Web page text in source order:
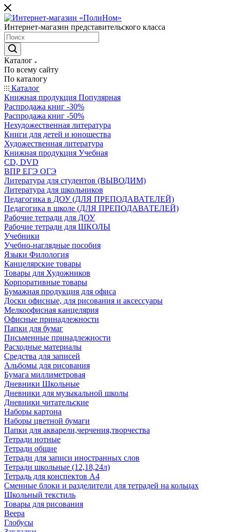
Интернет-магазин представительского класса
Каталог
По всему сайту
По каталогу
Каталог
Книжная продукция Популярная
Распродажа книг -30%
Распродажа книг -50%
Нехудожественная литература
Книги для детей и юношества
Художественная литература
Книжная продукция Учебная
CD, DVD
ВПР ЕГЭ ОГЭ
Литература для студентов (ВЫВОДИМ)
Литература для школьников
Педагогика в ДОУ (ДЛЯ ПРЕПОДАВАТЕЛЕЙ)
Педагогика в школе (ДЛЯ ПРЕПОДАВАТЕЛЕЙ)
Рабочие тетради для ДОУ
Рабочие тетради для ШКОЛЫ
Учебники
Учебно-наглядные пособия
Языки Филология
Канцелярские товары
Товары для Художников
Корпоративные товары
Бумажная продукция для офиса
Доски офисные, для рисования и аксессуары
Мелкоофисная канцелярия
Офисные принадлежности
Папки для бумаг
Письменные принадлежности
Расходные материалы
Средства для записей
Альбомы для рисования
Бумага миллиметровая
Дневники Школьные
Дневники для музыкальной школы
Дневники читательские
Наборы картона
Наборы цветной бумаги
Папки для акварели,черчения,творчества
Тетради нотные
Тетради общие
Тетради для записи иностранных слов
Тетради школьные (12,18,24л)
Тетрадь для конспектов А4
Сменные блоки и разделители для тетрадей на кольцах
Школьный текстиль
Товары для рисования
Веера
Глобусы